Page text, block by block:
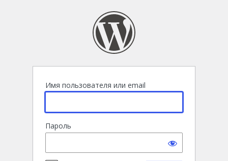
Имя пользователя или email
Пароль